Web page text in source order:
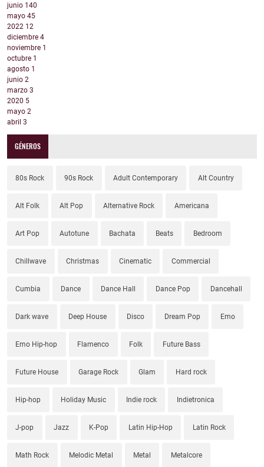
junio 140
mayo 45
2022 12
diciembre 4
noviembre 1
octubre 1
agosto 1
junio 2
marzo 3
2020 5
mayo 2
abril 3
GÉNEROS
80s Rock 90s Rock Adult Contemporary Alt Country
Alt Folk Alt Pop Alternative Rock Americana
Art Pop Autotune Bachata Beats Bedroom
Chillwave Christmas Cinematic Commercial
Cumbia Dance Dance Hall Dance Pop Dancehall
Dark wave Deep House Disco Dream Pop Emo
Emo Hip-hop Flamenco Folk Future Bass
Future House Garage Rock Glam Hard rock
Hip-hop Holiday Music Indie rock Indietronica
J-pop Jazz K-Pop Latin Hip-Hop Latin Rock
Math Rock Melodic Metal Metal Metalcore